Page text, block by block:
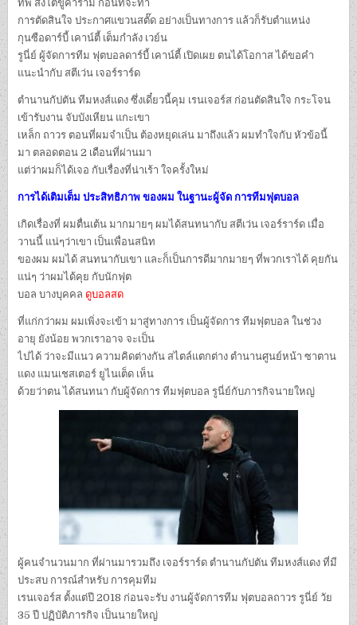
ทัพ สิงโตขู่คำราม ก่อนที่จะทำ
การตัดสินใจ ประกาศแขวนสตั๊ด อย่างเป็นทางการ แล้วก็รับตำแหน่ง
กุนซือดาร์บี้ เคาน์ตี้ เต็มกำลัง เวย์น
รูนี่ย์ ผู้จัดการทีม ฟุตบอลดาร์บี้ เคาน์ตี้ เปิดเผย ตนได้โอกาส ได้ขอคำ
แนะนำกับ สตีเว่น เจอร์ราร์ด
ตำนานกัปตัน ทีมหงส์แดง ซึ่งเดี๋ยวนี้คุม เรนเจอร์ส ก่อนตัดสินใจ กระโจน
เข้ารับงาน จับบังเหียน แกะเขา
เหล็ก ถาวร ตอนที่ผมจำเป็น ต้องหยุดเล่น มาถึงแล้ว ผมทำใจกับ หัวข้อนี้
มา ตลอดตอน 2 เดือนที่ผ่านมา
แต่ว่าผมก็ได้เจอ กับเรื่องที่น่าเร้า ใจครั้งใหม่
การได้เติมเต็ม ประสิทธิภาพ ของผม ในฐานะผู้จัด การทีมฟุตบอล
เกิดเรื่องที่ ผมตื่นเต้น มากมายๆ ผมได้สนทนากับ สตีเว่น เจอร์ราร์ด เมื่อ
วานนี้ แน่ๆว่าเขา เป็นเพื่อนสนิท
ของผม ผมได้ สนทนากับเขา และก็เป็นการดีมากมายๆ ที่พวกเราได้ คุยกัน
แน่ๆ ว่าผมได้คุย กับนักฟุต
บอล บางบุคคลดูบอลสด
ที่แก่กว่าผม ผมเพิ่งจะเข้า มาสู่ทางการ เป็นผู้จัดการ ทีมฟุตบอล ในช่วง
อายุ ยังน้อย พวกเราอาจ จะเป็น
ไปได้ ว่าจะมีแนว ความคิดต่างกัน สไตล์แตกต่าง ตำนานศูนย์หน้า ซาตาน
แดง แมนเชสเตอร์ ยูไนเต็ด เห็น
ด้วยว่าตน ได้สนทนา กับผู้จัดการ ทีมฟุตบอล รูนี่ย์กับภารกิจนายใหญ่
ผู้คนจำนวนมาก ที่ผ่านมารวมถึง เจอร์ราร์ด ตำนานกัปตัน ทีมหงส์แดง ที่มี
ประสบ การณ์สำหรับ การคุมทีม
เรนเจอร์ส ตั้งแต่ปี 2018 ก่อนจะรับ งานผู้จัดการทีม ฟุตบอลถาวร รูนี่ย์ วัย
35 ปี ปฏิบัติภารกิจ เป็นนายใหญ่